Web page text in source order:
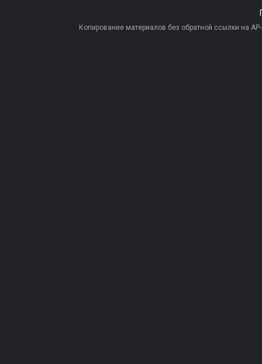
Копирование материалов без обратной ссылки на